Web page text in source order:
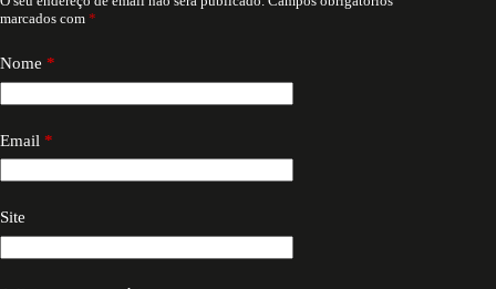
marcados com *
Nome *
Email *
Site